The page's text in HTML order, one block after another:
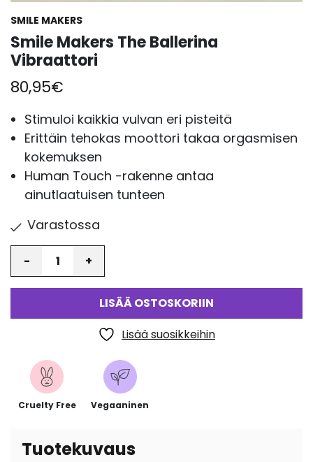
SMILE MAKERS
Smile Makers The Ballerina
Vibraattori
80,95€
Stimuloi kaikkia vulvan eri pisteitä
Erittäin tehokas moottori takaa orgasmisen
kokemuksen
Human Touch -rakenne antaa
ainutlaatuisen tunteen
Varastossa
LISÄÄ OSTOSKORIIN
Lisää suosikkeihin
Cruelty Free Vegaaninen
Tuotekuvaus